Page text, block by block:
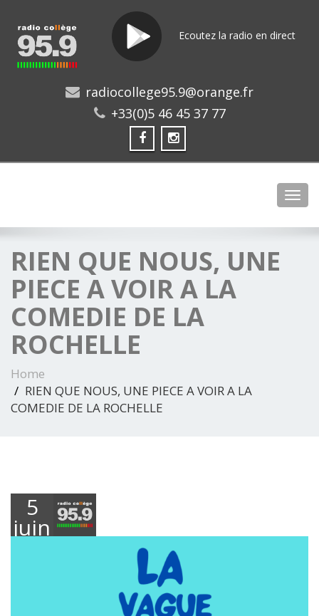
Ecoutez la radio en direct
radiocollege95.9@orange.fr
+33(0)5 46 45 37 77
RIEN QUE NOUS, UNE
PIECE A VOIR A LA
COMEDIE DE LA
ROCHELLE
Home
RIEN QUE NOUS, UNE PIECE A VOIR A LA
COMEDIE DE LA ROCHELLE
5
juin